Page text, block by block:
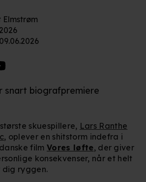
Elmstrøm
09.06.2026
snart biografpremiere
skuespillere, Lars Ranthe
, oplever en shitstorm indefra i
filmVores løfte, der giver
konsekvenser, når et helt
dig ryggen.